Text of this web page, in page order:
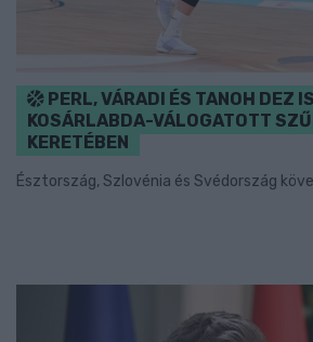
PERL, VÁRADI ÉS TANOH DEZ
KOSÁRLABDA-VÁLOGATOTT
KERETÉBEN
Észtország, Szlovénia és Svédország